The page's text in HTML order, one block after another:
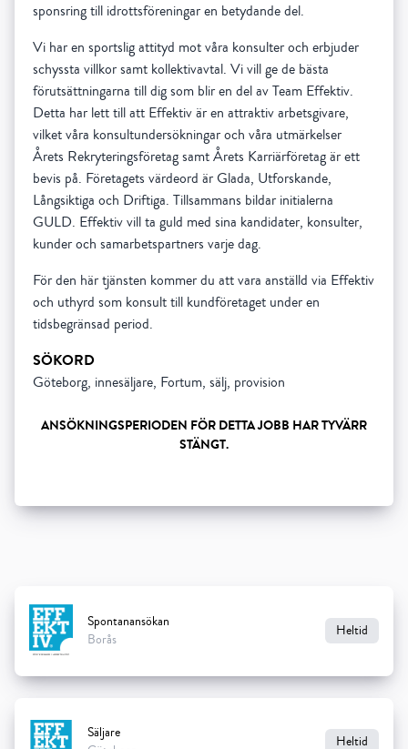
sponsring till idrottsföreningar en betydande del.
Vi har en sportslig attityd mot våra konsulter och erbjuder
schyssta villkor samt kollektivavtal. Vi vill ge de bästa
förutsättningarna till dig som blir en del av Team Effektiv.
Detta har lett till att Effektiv är en attraktiv arbetsgivare,
vilket våra konsultundersökningar och våra utmärkelser
Årets Rekryteringsföretag samt Årets Karriärföretag är ett
bevis på. Företagets värdeord är Glada, Utforskande,
Långsiktiga och Driftiga. Tillsammans bildar initialerna
GULD. Effektiv vill ta guld med sina kandidater, konsulter,
kunder och samarbetspartners varje dag.
För den här tjänsten kommer du att vara anställd via Effektiv
och uthyrd som konsult till kundföretaget under en
tidsbegränsad period.
SÖKORD
Göteborg, innesäljare, Fortum, sälj, provision
ANSÖKNINGSPERIODEN FÖR DETTA JOBB HAR TYVÄRR
STÄNGT.
Spontanansökan
Borås
Heltid
Säljare
Heltid